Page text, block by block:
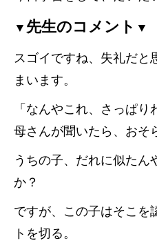
▼ 先生のコメント ▼
スゴイですね、失礼だと
まいます。
「なんやこれ、さっぱ
母さんが聞いたら、おそ
うちの子、だれに似たん
か？
ですが、この子はそこを
トを切る。